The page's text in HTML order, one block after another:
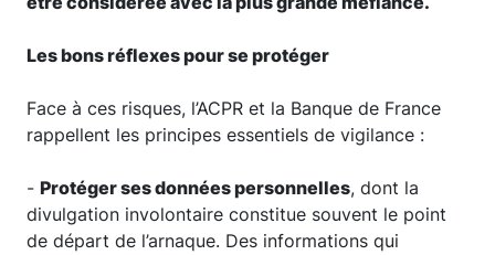
Les bons réflexes pour se protéger
Face à ces risques, l’ACPR et la Banque de France
rappellent les principes essentiels de vigilance :
- Protéger ses données personnelles, dont la
divulgation involontaire constitue souvent le point
de départ de l’arnaque. Des informations qui